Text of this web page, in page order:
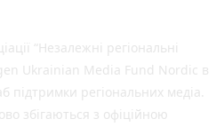
“Незалежні регіональні
Ukrainian Media Fund Nordic в
підтримки регіональних медіа.
збігаються з офіційною